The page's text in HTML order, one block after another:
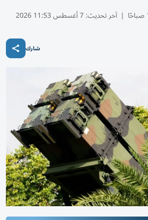
| آخر تحديث:7 أغسطس 11:53 2026
شارك